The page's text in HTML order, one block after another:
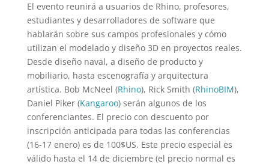
El evento reunirá a usuarios de Rhino, profesores,
estudiantes y desarrolladores de software que
hablarán sobre sus campos profesionales y cómo
utilizan el modelado y diseño 3D en proyectos reales.
Desde diseño naval, a diseño de producto y
mobiliario, hasta escenografía y arquitectura
artística. Bob McNeel (Rhino), Rick Smith (RhinoBIM),
Daniel Piker (Kangaroo) serán algunos de los
conferenciantes. El precio con descuento por
inscripción anticipada para todas las conferencias
(16-17 enero) es de 100$US. Este precio especial es
válido hasta el 14 de diciembre (el precio normal es